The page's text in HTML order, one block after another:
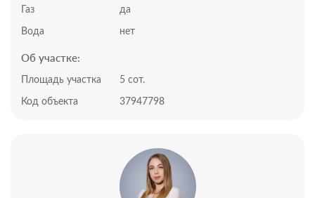
домом.
При аварийном отключении газоснабжения
обеспечивает бесперебойное тепло в доме и горячую
система автоматического полива газона и
В двух шагах от дома располагается 5ти звездочный
отель “Акваделюкс”, в котором располагаются
рестораны, спортклуб, спа. Также у отеля оборудован
собственный пляж.
Газ да
Вода нет
Об участке:
Площадь участка 5 сот.
Код объекта 37947798